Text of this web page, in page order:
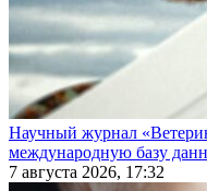
Научный журнал
международную базу
7 августа 2026, 17:32